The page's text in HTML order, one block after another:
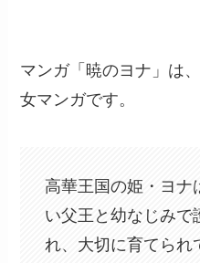
マンガ「暁のヨナ」は
女マンガです。
高華王国の姫・ヨナ
い父王と幼なじみで
れ、大切に育てられ